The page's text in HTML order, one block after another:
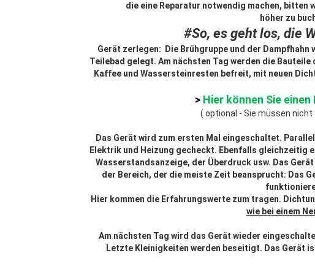
die eine Reparatur notwendig machen, bitten
höher zu
#So, es geht los, die
Gerät zerlegen: Die Brühgruppe und der
Teilebad gelegt. Am nächsten Tag werden die
Kaffee und Wassersteinresten befreit, mit neuen
> Hier können Sie
( optional - Sie müssen nicht
Das Gerät wird zum ersten Mal eingeschaltet.
Elektrik und Heizung gecheckt. Ebenfalls gleichzeitig
Wasserstandsanzeige, der Überdruck usw. Das
der Bereich, der die meiste Zeit beansprucht: Das
Hier kommen die Erfahrungswerte zum tragen.
wie bei einem
Am nächsten Tag wird das Gerät wieder
Letzte Kleinigkeiten werden beseitigt. Das Gerät